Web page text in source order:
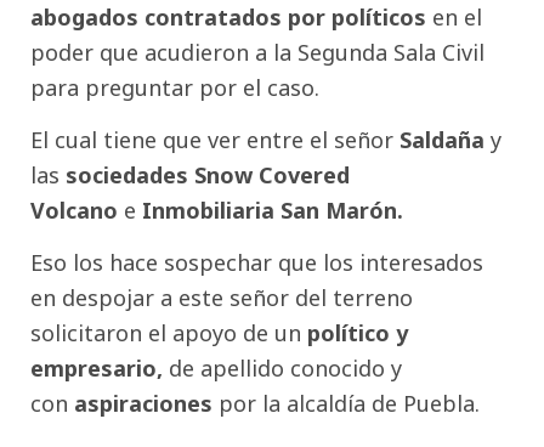
abogados contratados por políticos en el
poder que acudieron a la Segunda Sala Civil
para preguntar por el caso.
El cual tiene que ver entre el señor Saldaña y
las sociedades Snow Covered
Volcano e Inmobiliaria San Marón.
Eso los hace sospechar que los interesados
en despojar a este señor del terreno
solicitaron el apoyo de un político y
empresario, de apellido conocido y
con aspiraciones por la alcaldía de Puebla.